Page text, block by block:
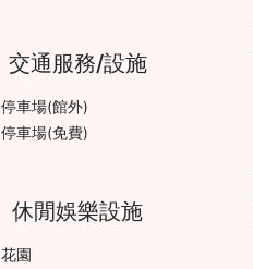
交通服務/設施
停車場(館外)
停車場(免費)
休閒娛樂設施
花園